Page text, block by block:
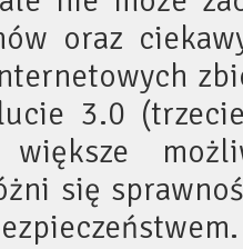
oraz
3.0
większe
się